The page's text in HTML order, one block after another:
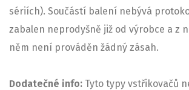
sériích). Součástí balení nebývá
zabalen neprodyšně již od výrobce a z
něm není prováděn žádný zásah.
Dodatečné info: Tyto typy vstřikovačů